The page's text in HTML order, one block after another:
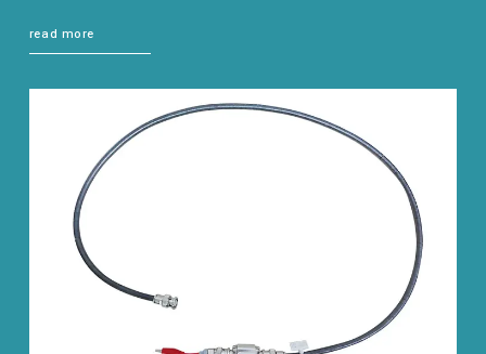
read more